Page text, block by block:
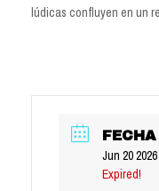
lúdicas confluyen en un
FECHA
Jun 20 2026
Expired!